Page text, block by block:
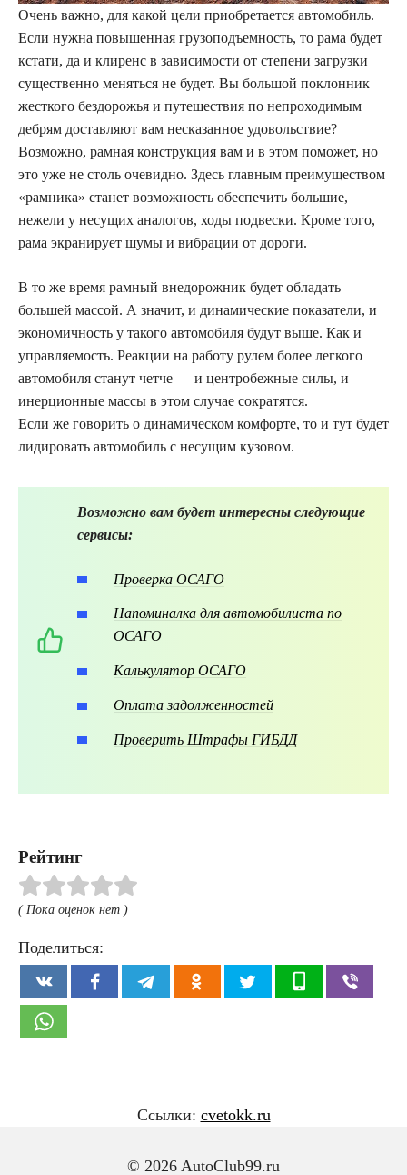
Очень важно, для какой цели приобретается автомобиль.
Если нужна повышенная грузоподъемность, то рама будет
кстати, да и клиренс в зависимости от степени загрузки
существенно меняться не будет. Вы большой поклонник
жесткого бездорожья и путешествия по непроходимым
дебрям доставляют вам несказанное удовольствие?
Возможно, рамная конструкция вам и в этом поможет, но
это уже не столь очевидно. Здесь главным преимуществом
«рамника» станет возможность обеспечить большие,
нежели у несущих аналогов, ходы подвески. Кроме того,
рама экранирует шумы и вибрации от дороги.
В то же время рамный внедорожник будет обладать
большей массой. А значит, и динамические показатели, и
экономичность у такого автомобиля будут выше. Как и
управляемость. Реакции на работу рулем более легкого
автомобиля станут четче — и центробежные силы, и
инерционные массы в этом случае сократятся.
Если же говорить о динамическом комфорте, то и тут будет
лидировать автомобиль с несущим кузовом.
Возможно вам будет интересны следующие
сервисы:
Проверка ОСАГО
Напоминалка для автомобилиста по
ОСАГО
Калькулятор ОСАГО
Оплата задолженностей
Проверить Штрафы ГИБДД
Рейтинг
( Пока оценок нет )
Поделиться:
© 2026 AutoClub99.ru
Ссылки: cvetokk.ru